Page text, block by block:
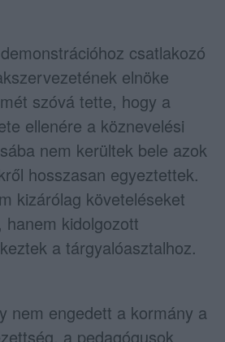
csatlakozó
elnöke
szóvá tette, hogy a
ellenére a köznevelési
nem kerültek bele azok
hosszasan egyeztettek.
kizárólag követeléseket
kidolgozott
a tárgyalóasztalhoz.
nem engedett a kormány a
a pedagógusok